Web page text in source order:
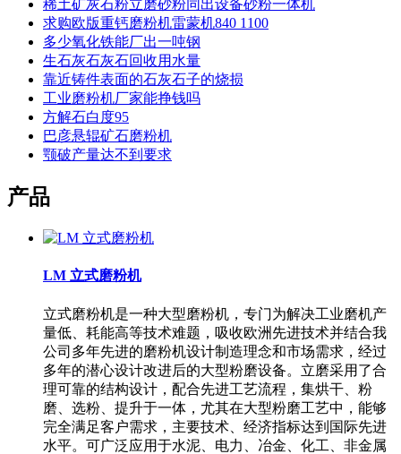
稀土矿灰石粉立磨砂粉同出设备砂粉一体机
求购欧版重钙磨粉机雷蒙机840 1100
多少氧化铁能厂出一吨钢
生石灰石灰石回收用水量
靠近铸件表面的石灰石子的烧损
工业磨粉机厂家能挣钱吗
方解石白度95
巴彦悬辊矿石磨粉机
颚破产量达不到要求
产品
LM 立式磨粉机
立式磨粉机是一种大型磨粉机，专门为解决工业磨机产
量低、耗能高等技术难题，吸收欧洲先进技术并结合我
公司多年先进的磨粉机设计制造理念和市场需求，经过
多年的潜心设计改进后的大型粉磨设备。立磨采用了合
理可靠的结构设计，配合先进工艺流程，集烘干、粉
磨、选粉、提升于一体，尤其在大型粉磨工艺中，能够
完全满足客户需求，主要技术、经济指标达到国际先进
水平。可广泛应用于水泥、电力、冶金、化工、非金属